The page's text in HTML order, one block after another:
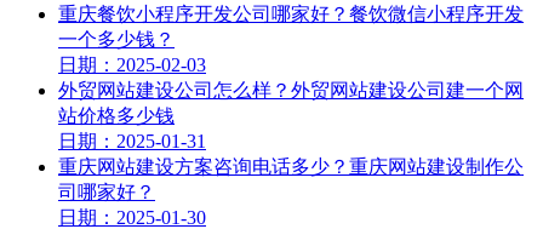
重庆餐饮小程序开发公司哪家好？餐饮微信小程序开发
一个多少钱？
日期：2025-02-03
外贸网站建设公司怎么样？外贸网站建设公司建一个网
站价格多少钱
日期：2025-01-31
重庆网站建设方案咨询电话多少？重庆网站建设制作公
司哪家好？
日期：2025-01-30